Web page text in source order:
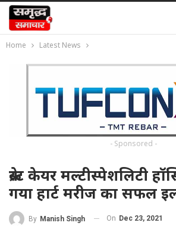
Home Latest News
- Sponsored -
क्रेस्ट केयर मल्टीस्पेशलिटी
गया हार्ट मरीज का सफल
By Manish Singh On Dec 23, 2021